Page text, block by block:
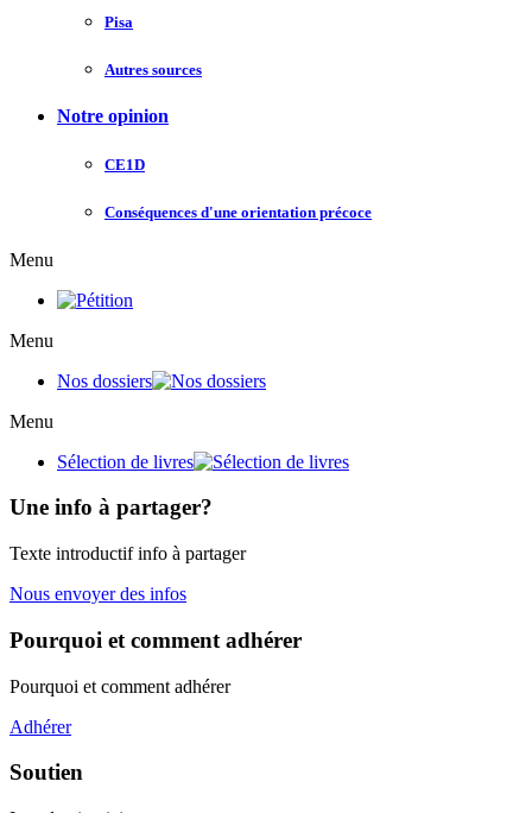
Pisa
Autres sources
Notre opinion
CE1D
Conséquences d'une orientation précoce
Menu
Menu
Nos dossiers
Menu
Sélection de livres
Une info à partager?
Texte introductif info à partager
Nous envoyer des infos
Pourquoi et comment adhérer
Pourquoi et comment adhérer
Adhérer
Soutien